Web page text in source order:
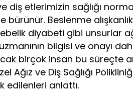
diş etlerimizin sağlığı
Beslenme
diyabeti gibi unsurlar
bilgisi ve onayı
birçok insan bu süreçte
Ağız ve Diş Sağlığı
edilenleri anlattı.